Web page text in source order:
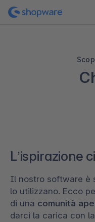
L’ispirazione
Il nostro software è
lo utilizzano. Ecco
di una comunità
darci la carica con la